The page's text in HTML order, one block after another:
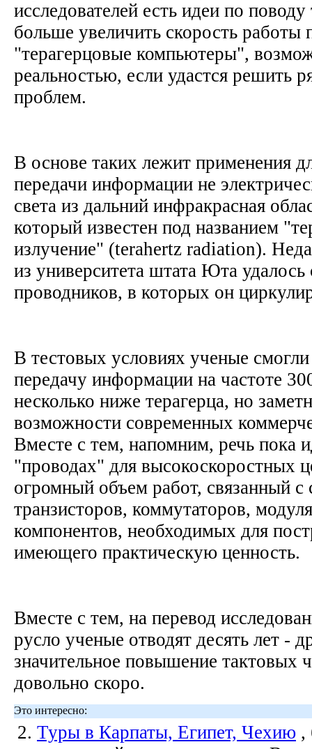
исследователей есть идеи по
больше увеличить скорость работы
"терагерцовые компьютеры",
реальностью, если удастся решить
проблем.
В основе таких лежит применения
передачи информации не
света из дальний инфракрасная
который известен под названием
излучение" (terahertz radiation).
из университета штата Юта удалось
проводников, в которых он
В тестовых условиях ученые смогли
передачу информации на частоте
несколько ниже терагерца, но
возможности современных
Вместе с тем, напомним, речь пока
"проводах" для высокоскоростных
огромный объем работ, связанный с
транзисторов, коммутаторов,
компонентов, необходимых для
имеющего практическую ценность.
Вместе с тем, на перевод
русло ученые отводят десять лет -
значительное повышение тактовых
довольно скоро.
Это интересно:
2. Туры в Карпаты, Египет, Чехию ,